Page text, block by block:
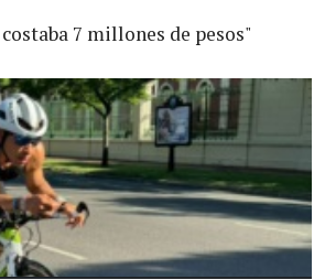
7 millones de pesos"